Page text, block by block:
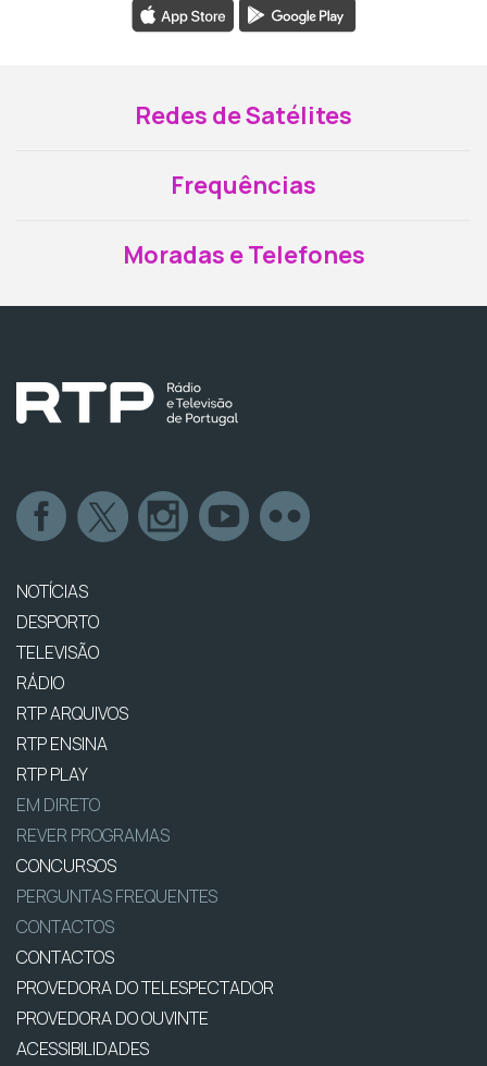
Redes de Satélites
Frequências
Moradas e Telefones
NOTÍCIAS
DESPORTO
TELEVISÃO
RÁDIO
RTP ARQUIVOS
RTP ENSINA
RTP PLAY
EM DIRETO
REVER PROGRAMAS
CONCURSOS
PERGUNTAS FREQUENTES
CONTACTOS
CONTACTOS
PROVEDORA DO TELESPECTADOR
PROVEDORA DO OUVINTE
ACESSIBILIDADES